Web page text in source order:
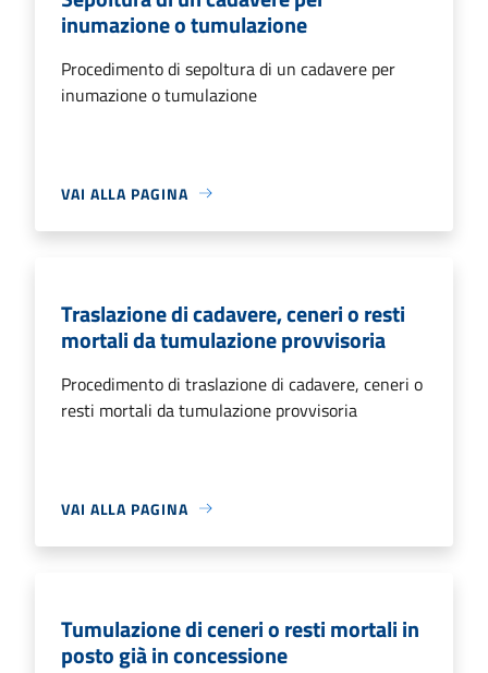
inumazione o tumulazione
Procedimento di sepoltura di un cadavere per
inumazione o tumulazione
VAI ALLA PAGINA
Traslazione di cadavere, ceneri o resti
mortali da tumulazione provvisoria
Procedimento di traslazione di cadavere, ceneri o
resti mortali da tumulazione provvisoria
VAI ALLA PAGINA
Tumulazione di ceneri o resti mortali in
posto già in concessione